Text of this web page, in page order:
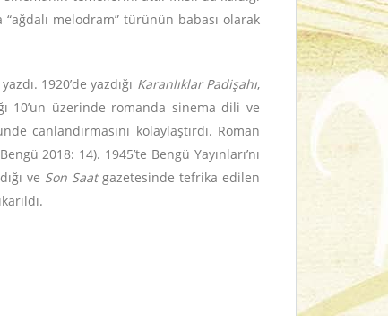
melodram” türünün babası olarak
1920’de yazdığı Karanlıklar Padişahı,
10’un üzerinde romanda sinema dili ve
canlandırmasını kolaylaştırdı. Roman
2018: 14). 1945’te Bengü Yayınları’nı
ve Son Saatgazetesinde tefrika edilen